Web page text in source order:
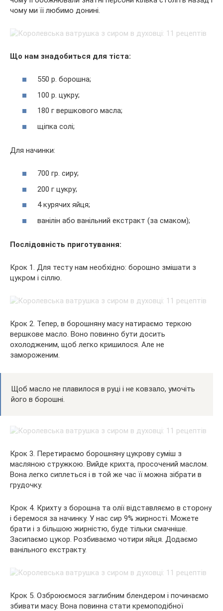
чому ми її любимо донині.
Що нам знадобиться для тіста:
550 р. борошна;
100 р. цукру;
180 г вершкового масла;
щіпка солі;
Для начинки:
700 гр. сиру;
200 г цукру;
4 курячих яйця;
ванілін або ванільний екстракт (за смаком);
Послідовність приготування:
Крок 1. Для тесту нам необхідно: борошно змішати з
цукром і сіллю.
Крок 2. Тепер, в борошняну масу натираємо теркою
вершкове масло. Воно повинно бути досить
охолодженим, щоб легко кришилося. Але не
замороженим.
Щоб масло не плавилося в руці і не ковзало, умочіть
його в борошні.
Крок 3. Перетираємо борошняну цукрову суміш з
масляною стружкою. Вийде крихта, просочений маслом.
Вона легко сиплеться і в той же час її можна зібрати в
грудочку.
Крок 4. Крихту з борошна та олії відставляємо в сторону
і беремося за начинку. У нас сир 9% жирності. Можете
брати і з більшою жирністю, буде тільки смачніше.
Засипаємо цукор. Розбиваємо чотири яйця. Додаємо
ванільного екстракту.
Крок 5. Озброюємося заглибним блендером і починаємо
збивати масу. Вона повинна стати кремоподібної